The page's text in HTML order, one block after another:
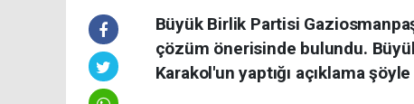
Büyük Birlik Partisi
çözüm önerisinde bulundu.
Karakol'un yaptığı açıklama